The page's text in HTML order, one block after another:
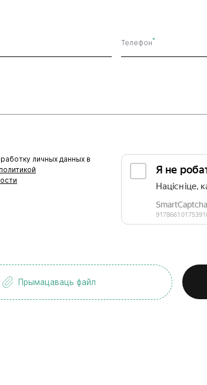
Телефон*
личных данных в
политикой
Прымацаваць файл